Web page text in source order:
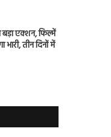
एक्शन, फिल्में
तीन दिनों में